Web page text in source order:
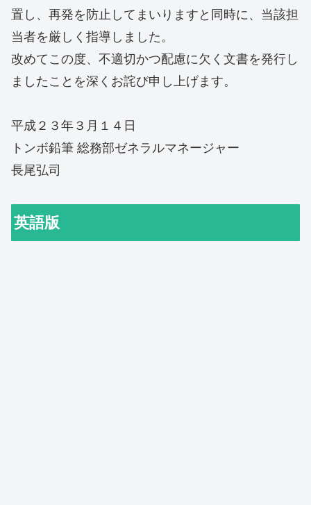
置し、再発を防止してまいりますと同時に、当該担
当者を厳しく指導しました。
改めてこの度、不適切かつ配慮に欠く文書を発行し
ましたことを深くお詫び申し上げます。
平成２３年３月１４日
トンボ鉛筆 総務部ゼネラルマネージャー
長尾弘司
英語版